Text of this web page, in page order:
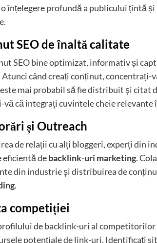
înțelegere profundă a publicului țintă
SEO de înaltă calitate
SEO bine optimizat, informativ și
Atunci când creați conținut,
mai probabil să fie distribuit și citat
vă că integrați cuvintele cheie
și Outreach
de relații cu alți bloggeri, experți din
eficientă debacklink-uri marketing.
din industrie și distribuirea de
.
competiției
de backlink-uri al
potențiale de link-uri. Identificați